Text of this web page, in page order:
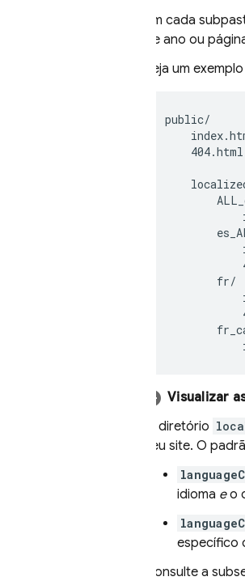
Em cada
de ano ou
Veja um
public/
        fr/
Visualizar
O diretório
seu site. O
idioma eo
específico
Consulte a